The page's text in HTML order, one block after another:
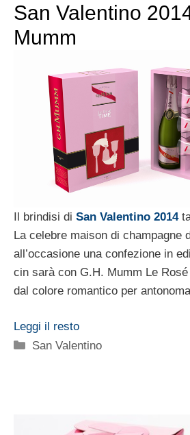
San Valentino
Mumm
Il brindisi di San Valentino 2014
La celebre maison di champagne
all’occasione una confezione in
cin sarà con G.H. Mumm Le
dal colore romantico per
Leggi il resto
Categorie
San Valentino